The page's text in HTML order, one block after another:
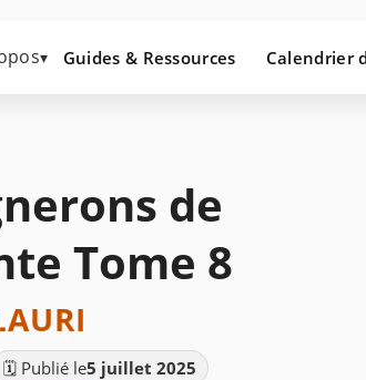
▾ Guides & Ressources Calendrier
de
Tome 8
🗓️ Publié le5 juillet 2025